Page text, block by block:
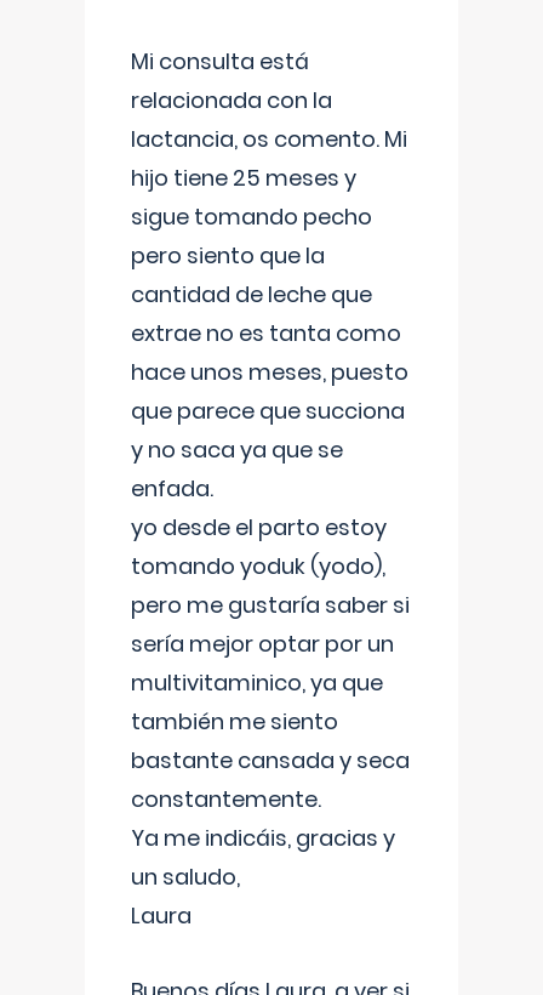
Mi consulta está
relacionada con la
lactancia, os comento. Mi
hijo tiene 25 meses y
sigue tomando pecho
pero siento que la
cantidad de leche que
extrae no es tanta como
hace unos meses, puesto
que parece que succiona
y no saca ya que se
enfada.
yo desde el parto estoy
tomando yoduk (yodo),
pero me gustaría saber si
sería mejor optar por un
multivitaminico, ya que
también me siento
bastante cansada y seca
constantemente.
Ya me indicáis, gracias y
un saludo,
Laura